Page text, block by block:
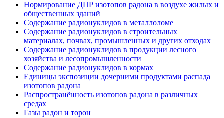
Нормирование ДПР изотопов радона в воздухе жилых и
общественных зданий
Содержание радионуклидов в металлоломе
Содержание радионуклидов в строительных
материалах, почвах, промышленных и других отходах
Содержание радионуклидов в продукции лесного
хозяйства и лесопромышленности
Содержание радионуклидов в кормах
Единицы экспозиции дочерними продуктами распада
изотопов радона
Распространённость изотопов радона в различных
средах
Газы радон и торон